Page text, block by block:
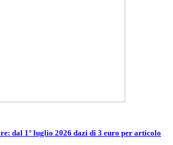
dal 1° luglio 2026 dazi di 3 euro per articolo